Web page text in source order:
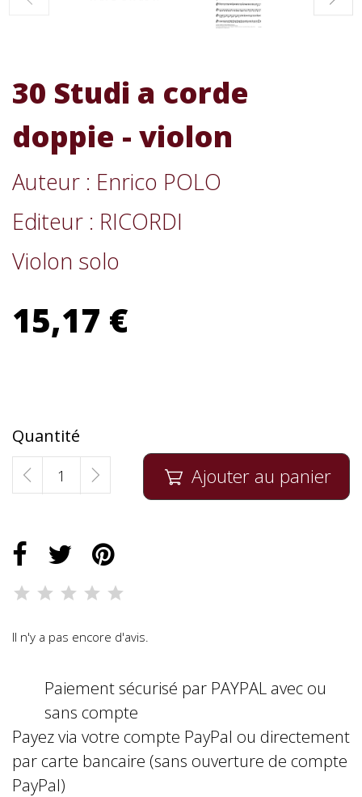
30 Studi a corde
doppie - violon
Auteur : Enrico POLO
Editeur : RICORDI
Violon solo
15,17 €
Quantité
 Ajouter au panier
Il n'y a pas encore d'avis.
Paiement sécurisé par PAYPAL avec ou
sans compte
Payez via votre compte PayPal ou directement
par carte bancaire (sans ouverture de compte
PayPal)